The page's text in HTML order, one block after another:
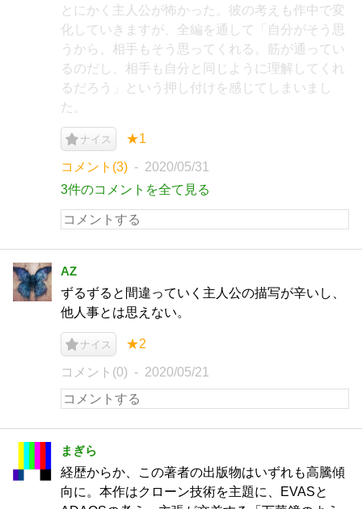
とにかく主人公が怖かった。彼の考えも作中で変
化していきますが、全編を通して「自分がそう思
うから、相手もそう思ってくれる。筋が通ってい
るのだし、相手も自分と同じように理解してくれ
るだろう」という押し付けを感じてしまいまし
た。
ナイス ★1
コメント(3)
2020/05/31
3件のコメントを全て見る
AZ
ずるずると間違っていく主人公の描写が辛いし、
他人事とは思えない。
ナイス ★2
コメント(0) 2020/05/21
まぎら
経歴からか、この著者の出版物はいずれも高騰傾
向に。本作はクローン技術を主題に、EVASと